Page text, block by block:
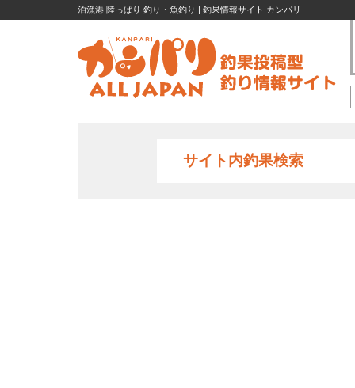
泊漁港 陸っぱり 釣り・魚釣り | 釣果情報サイト カンパリ
サイト内釣果検索